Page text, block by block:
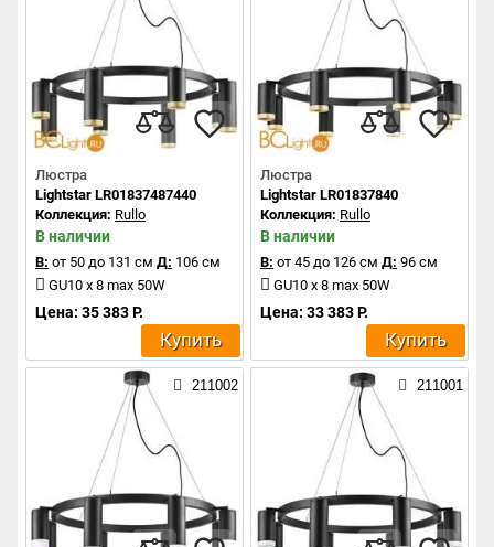
Люстра
Lightstar LR01837487440
Коллекция: Rullo
В наличии
В: от 50 до 131 см Д: 106 см
GU10 x 8 max 50W
Цена: 35 383 Р.
Купить
Люстра
Lightstar LR01837840
Коллекция: Rullo
В наличии
В: от 45 до 126 см Д: 96 см
GU10 x 8 max 50W
Цена: 33 383 Р.
Купить
211002 211001